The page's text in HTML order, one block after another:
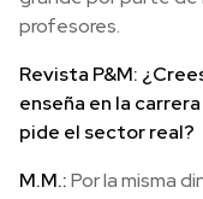
profesores.
Revista P&M:
enseña en la
pide el sector real?
M.M.:Por la misma